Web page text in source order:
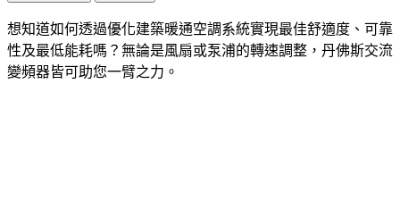
想知道如何透過優化建築暖通空調系統實現最佳舒適度、可靠
性及最低能耗嗎？無論是風扇或泵浦的轉速調整，丹佛斯交流
變頻器皆可助您一臂之力。